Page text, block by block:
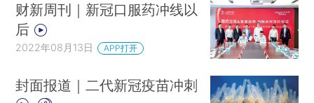
财新周刊｜新冠口服药冲线以
后
2022年08月13日 APP打开
封面报道｜二代新冠疫苗冲刺